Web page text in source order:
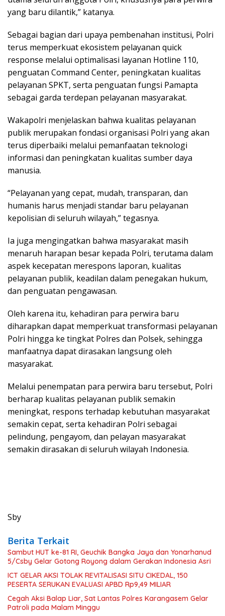
yang baru dilantik,” katanya.
Sebagai bagian dari upaya pembenahan institusi, Polri
terus memperkuat ekosistem pelayanan quick
response melalui optimalisasi layanan Hotline 110,
penguatan Command Center, peningkatan kualitas
pelayanan SPKT, serta penguatan fungsi Pamapta
sebagai garda terdepan pelayanan masyarakat.
Wakapolri menjelaskan bahwa kualitas pelayanan
publik merupakan fondasi organisasi Polri yang akan
terus diperbaiki melalui pemanfaatan teknologi
informasi dan peningkatan kualitas sumber daya
manusia.
“Pelayanan yang cepat, mudah, transparan, dan
humanis harus menjadi standar baru pelayanan
kepolisian di seluruh wilayah,” tegasnya.
Ia juga mengingatkan bahwa masyarakat masih
menaruh harapan besar kepada Polri, terutama dalam
aspek kecepatan merespons laporan, kualitas
pelayanan publik, keadilan dalam penegakan hukum,
dan penguatan pengawasan.
Oleh karena itu, kehadiran para perwira baru
diharapkan dapat memperkuat transformasi pelayanan
Polri hingga ke tingkat Polres dan Polsek, sehingga
manfaatnya dapat dirasakan langsung oleh
masyarakat.
Melalui penempatan para perwira baru tersebut, Polri
berharap kualitas pelayanan publik semakin
meningkat, respons terhadap kebutuhan masyarakat
semakin cepat, serta kehadiran Polri sebagai
pelindung, pengayom, dan pelayan masyarakat
semakin dirasakan di seluruh wilayah Indonesia.
Sby
Berita Terkait
Sambut HUT ke-81 RI, Geuchik Bangka Jaya dan Yonarhanud
5/Csby Gelar Gotong Royong dalam Gerakan Indonesia Asri
ICT GELAR AKSI TOLAK REVITALISASI SITU CIKEDAL, 150
PESERTA SERUKAN EVALUASI APBD Rp9,49 MILIAR
Cegah Aksi Balap Liar, Sat Lantas Polres Karangasem Gelar
Patroli pada Malam Minggu